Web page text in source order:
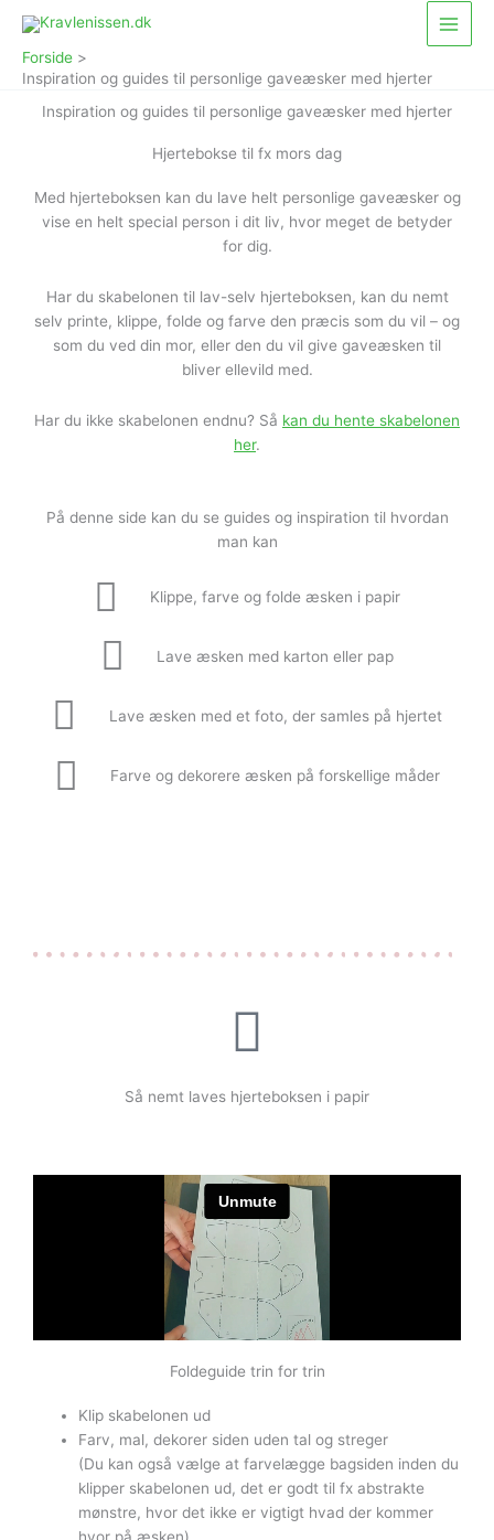
indholdet
Main
Forside
Inspiration og guides til personlige gaveæsker med hjerter
Inspiration og guides til personlige gaveæsker med hjerter
Hjertebokse til fx mors dag
Med hjerteboksen kan du lave helt personlige gaveæsker og
vise en helt special person i dit liv, hvor meget de betyder
for dig.
Har du skabelonen til lav-selv hjerteboksen, kan du nemt
selv printe, klippe, folde og farve den præcis som du vil – og
som du ved din mor, eller den du vil give gaveæsken til
bliver ellevild med.
Har du ikke skabelonen endnu? Så kan du hente skabelonen
her.
På denne side kan du se guides og inspiration til hvordan
man kan
Klippe, farve og folde æsken i papir
Lave æsken med karton eller pap
Lave æsken med et foto, der samles på hjertet
Farve og dekorere æsken på forskellige måder
Så nemt laves hjerteboksen i papir
Foldeguide trin for trin
Klip skabelonen ud
Farv, mal, dekorer siden uden tal og streger
(Du kan også vælge at farvelægge bagsiden inden du
klipper skabelonen ud, det er godt til fx abstrakte
mønstre, hvor det ikke er vigtigt hvad der kommer